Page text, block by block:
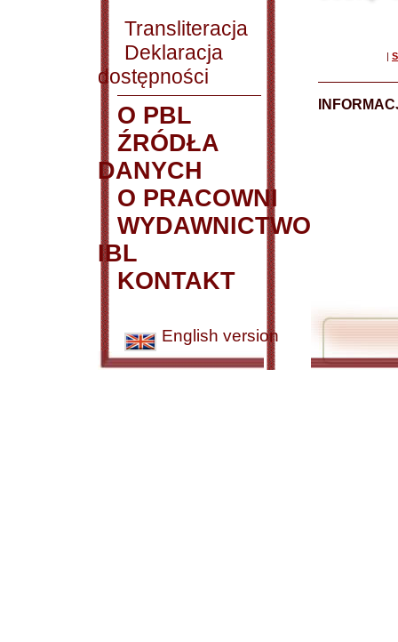
Transliteracja
Deklaracja
dostępności
O PBL
ŹRÓDŁA
DANYCH
O PRACOWNI
WYDAWNICTWO
IBL
KONTAKT
English version
|